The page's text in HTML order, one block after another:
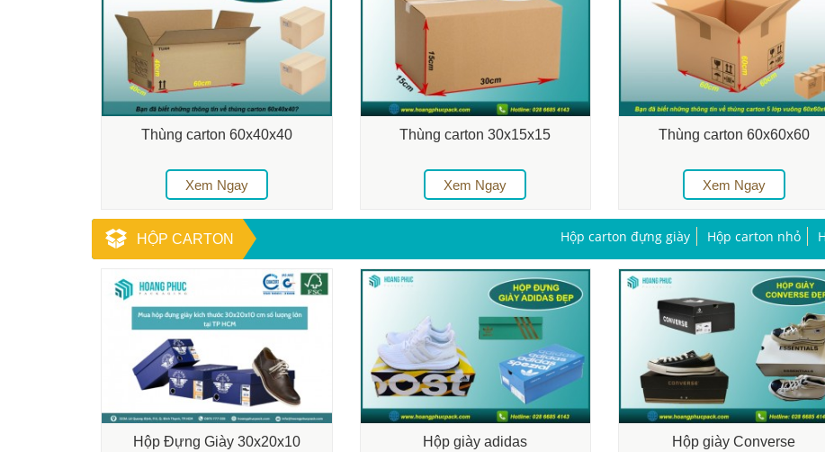
Thùng carton 60x40x40
Xem Ngay
Thùng carton 30x15x15
Xem Ngay
Thùng carton 60x60x60
Xem Ngay
HỘP CARTON Hộp carton đựng giày Hộp carton nhỏ
Hộp Đựng Giày 30x20x10 Hộp giày adidas Hộp giày Converse